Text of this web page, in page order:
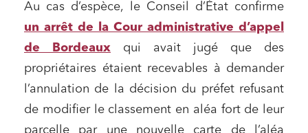
Au cas d’espèce, le Conseil d’État confirme
un arrêt de la Cour administrative d’appel
de Bordeaux qui avait jugé que des
propriétaires étaient recevables à demander
l’annulation de la décision du préfet refusant
de modifier le classement en aléa fort de leur
parcelle par une nouvelle carte de l’aléa